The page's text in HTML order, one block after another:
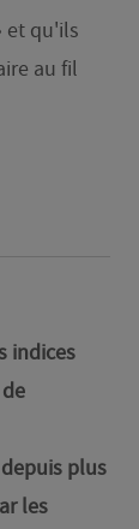
et qu'ils
au fil
indices
plus
les